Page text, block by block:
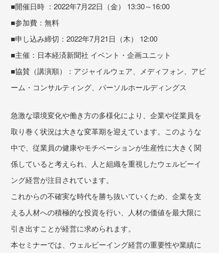
■開催日時 ：2022年7月22日（金） 13:30～16:00
■参加費：無料
■申し込み締切：2022年7月21日（木） 12:00
■主催：日本経済新聞社 イベント・企画ユニット
■協賛（講演順）：アジャイルウェア、メディフォン、アビ
ーム・コンサルティング、パーソルホールディングス
急激な環境変化や働き方の多様化により、企業や従業員を
取り巻く状況は大きな変革期を迎えています。このような
中で、従業員の健康やモチベーションが生産性に大きく関
係していると考えられ、人と組織を重視したウェルビーイ
ング経営が注目されています。
これからの不確実な時代を勝ち抜いていくため、企業を支
える人材への積極的な投資を行い、人材の価値を最大限に
引き出すことが経営に求められます。
本セミナーでは、ウェルビーイング経営の重要性や業績に